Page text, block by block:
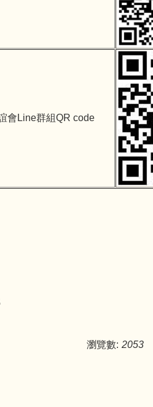
會Line群組QR code
瀏覽數: 2053